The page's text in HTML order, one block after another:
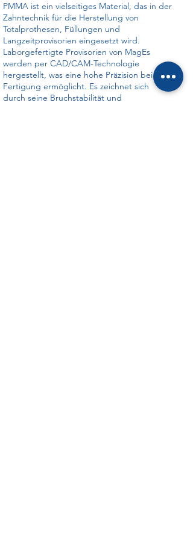
PMMA ist ein vielseitiges Material, das in der
Zahntechnik für die Herstellung von
Totalprothesen, Füllungen und
Langzeitprovisorien eingesetzt wird.
Laborgefertigte Provisorien von MagEs
werden per CAD/CAM-Technologie
hergestellt, was eine hohe Präzision bei der
Fertigung ermöglicht. Es zeichnet sich
durch seine Bruchstabilität und